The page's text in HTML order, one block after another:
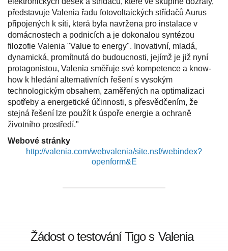
představuje Valenia řadu fotovoltaických střídačů Aurus
připojených k síti, která byla navržena pro instalace v
domácnostech a podnicích a je dokonalou syntézou
filozofie Valenia "Value to energy". Inovativní, mladá,
dynamická, promítnutá do budoucnosti, jejímž je již nyní
protagonistou, Valenia směřuje své kompetence a know-
how k hledání alternativních řešení s vysokým
technologickým obsahem, zaměřených na optimalizaci
spotřeby a energetické účinnosti, s přesvědčením, že
stejná řešení lze použít k úspoře energie a ochraně
životního prostředí."
Webové stránky
http://valenia.com/webvalenia/site.nsf/webindex?
openform&E
Žádost o testování Tigo s Valenia